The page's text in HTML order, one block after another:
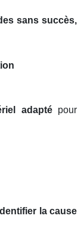
sans succès,
adaptépour
la cause